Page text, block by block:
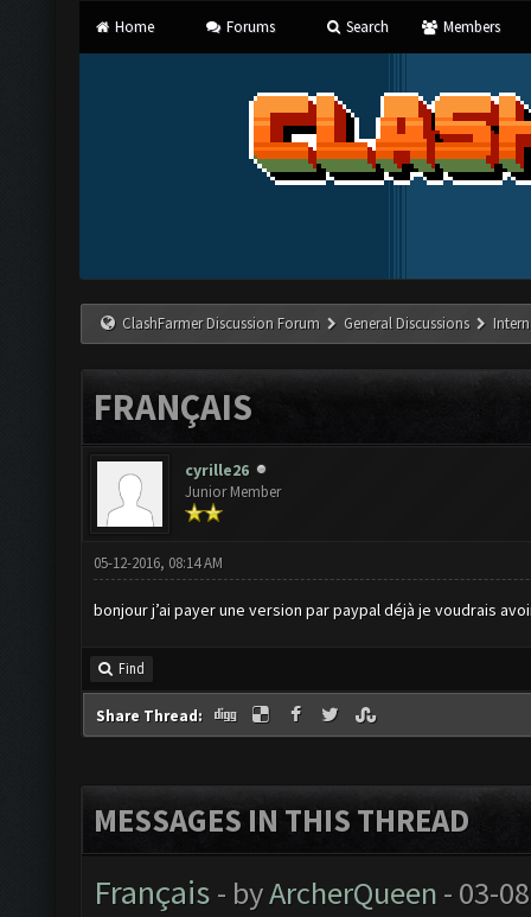
Home Forums Search Members
ClashFarmer Discussion Forum General Discussions
FRANÇAIS
cyrille26
Junior Member
05-12-2016, 08:14 AM
bonjour j’ai payer une version par paypal déjà je voudrais
Find
Share Thread:
MESSAGES IN THIS THREAD
Français - byArcherQueen - 03-